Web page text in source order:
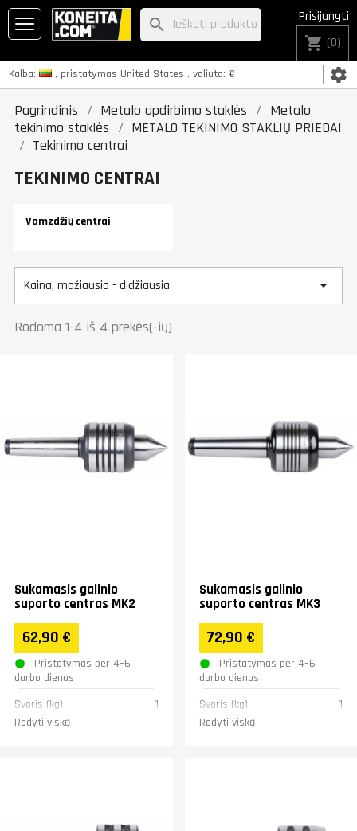
Kalba: , pristatymas United States , valiuta: € settings
Prisijungti
shopping_cart (0)
search
Pagrindinis Metalo apdirbimo staklės
Metalo
tekinimo staklės
METALO TEKINIMO STAKLIŲ PRIEDAI
Tekinimo centrai
TEKINIMO CENTRAI
Vamzdžių centrai
Kaina, mažiausia - didžiausia 
Rodoma 1-4 iš 4 prekės(-ių)
Sukamasis galinio
suporto centras MK2
62,90 €
Pristatymas per 4–6
darbo dienas
Svoris (kg)
1
Rodyti viską
Sukamasis galinio
suporto centras MK3
72,90 €
Pristatymas per 4–6
darbo dienas
Svoris (kg)
1
Rodyti viską